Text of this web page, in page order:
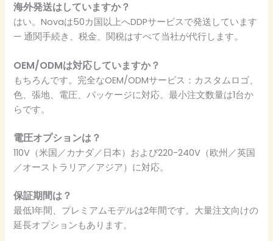
海外発送はしていますか？
はい。Novaは50カ国以上へDDPサービスで発送しています
— 通関手続き、税金、関税はすべて当社が代行します。
OEM/ODMは対応していますか？
もちろんです。完全なOEM/ODMサービス：カスタムロゴ、
色、張地、電圧、パッケージに対応。最小注文数量は1台か
らです。
電圧オプションは？
110V（米国／カナダ／日本）および220-240V（欧州／英国
／オーストラリア／アジア）に対応。
保証期間は？
最低1年間、プレミアムモデルは2年間です。大量注文向けの
延長オプションもあります。